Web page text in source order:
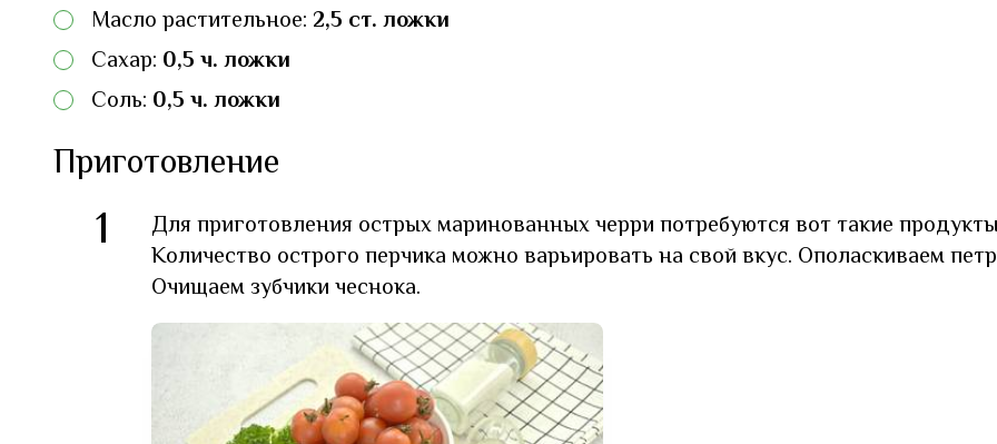
Масло растительное: 2,5 ст. ложки
Сахар: 0,5 ч. ложки
Соль: 0,5 ч. ложки
Приготовление
1
Для приготовления острых маринованных черри потребуются вот такие
Количество острого перчика можно варьировать на свой вкус. Ополаскиваем
Очищаем зубчики чеснока.